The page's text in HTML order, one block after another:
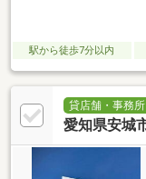
駅から徒歩7分以内
貸店舗・事務所
愛知県安城